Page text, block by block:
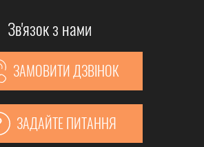
Зв'язок з нами
ЗАМОВИТИ ДЗВІНОК
ЗАДАЙТЕ ПИТАННЯ